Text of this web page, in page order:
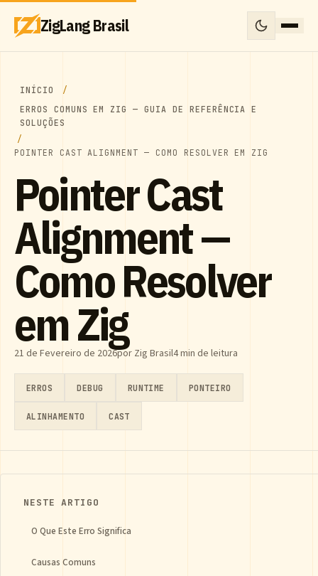
ZigLang Brasil
INÍCIO
ERROS COMUNS EM ZIG — GUIA DE REFERÊNCIA E
SOLUÇÕES
POINTER CAST ALIGNMENT — COMO RESOLVER EM ZIG
Pointer Cast
Alignment —
Como Resolver
em Zig
21 de Fevereiro de 2026por Zig Brasil4 min de leitura
ERROS DEBUG RUNTIME PONTEIRO
ALINHAMENTO CAST
NESTE ARTIGO
O Que Este Erro Significa
Causas Comuns